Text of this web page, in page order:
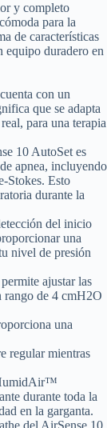
y completo
para la
de características
equipo duradero en
con un
que se adapta
para una terapia
10 AutoSet es
apnea, incluyendo
Stokes. Esto
durante la
del inicio
una
nivel de presión
ajustar las
rango de 4 cmH2O
una
regular mientras
durante toda la
en la garganta.